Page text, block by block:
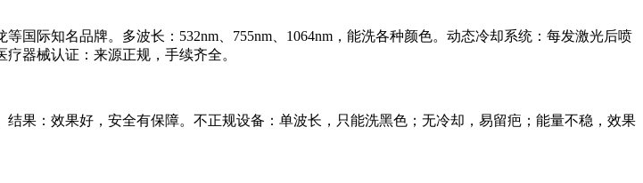
际知名品牌。多波长：532nm、755nm、1064nm，能洗各种颜色。动态冷却系统：每发激光后喷
器械认证：来源正规，手续齐全。
果：效果好，安全有保障。不正规设备：单波长，只能洗黑色；无冷却，易留疤；能量不稳，效果